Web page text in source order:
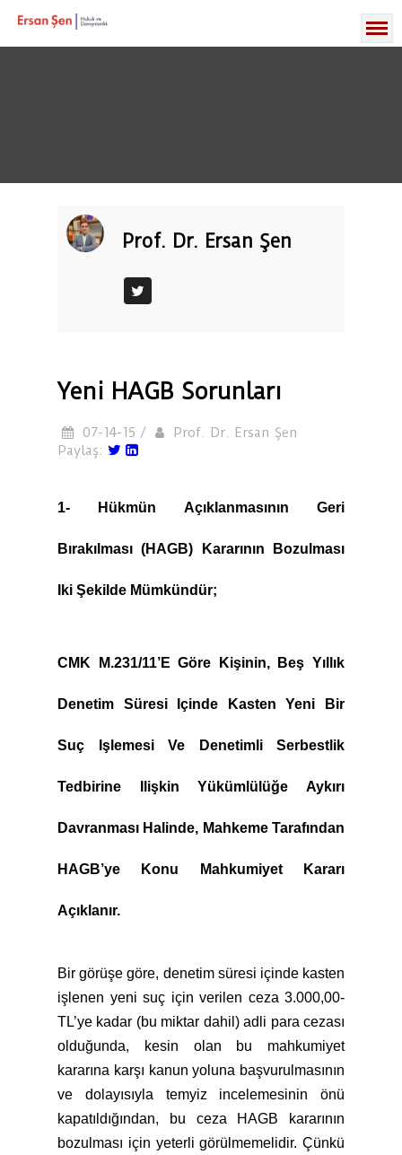
Prof. Dr. Ersan Şen
Yeni HAGB Sorunları
07-14-15 /
Prof. Dr. Ersan Şen
Paylaş:
1- Hükmün Açıklanmasının Geri
Bırakılması (HAGB) Kararının Bozulması
Iki Şekilde Mümkündür;
CMK M.231/11’e Göre Kişinin, Beş Yıllık
Denetim Süresi Içinde Kasten Yeni Bir
Suç Işlemesi Ve Denetimli Serbestlik
Tedbirine Ilişkin Yükümlülüğe Aykırı
Davranması Halinde, Mahkeme Tarafından
HAGB’ye Konu Mahkumiyet Kararı
Açıklanır.
Bir görüşe göre, denetim süresi içinde kasten
işlenen yeni suç için verilen ceza 3.000,00-
TL’ye kadar (bu miktar dahil) adli para cezası
olduğunda, kesin olan bu mahkumiyet
kararına karşı kanun yoluna başvurulmasının
ve dolayısıyla temyiz incelemesinin önü
kapatıldığından, bu ceza HAGB kararının
bozulması için yeterli görülmemelidir. Çünkü